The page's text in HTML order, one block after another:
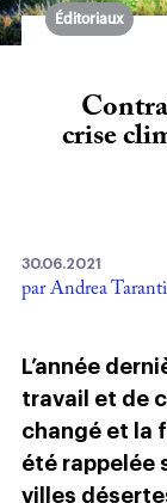
Éditoriaux
crise
30.06.2021
par Andrea
L’année
travail et de
changé et la
été rappelée
villes